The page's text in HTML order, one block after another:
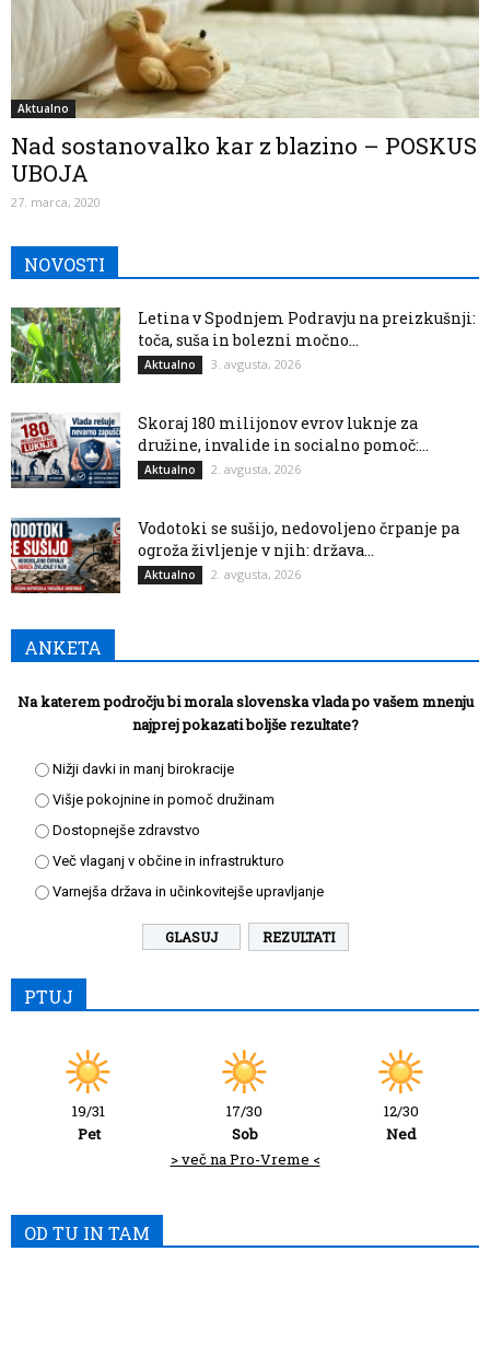
Aktualno
Nad sostanovalko kar z blazino – POSKUS
UBOJA
27. marca, 2020
NOVOSTI
Letina v Spodnjem Podravju na preizkušnji:
toča, suša in bolezni močno...
Aktualno 3. avgusta, 2026
Skoraj 180 milijonov evrov luknje za
družine, invalide in socialno pomoč:...
Aktualno 2. avgusta, 2026
Vodotoki se sušijo, nedovoljeno črpanje pa
ogroža življenje v njih: država...
Aktualno 2. avgusta, 2026
ANKETA
Na katerem področju bi morala slovenska vlada po vašem mnenju
najprej pokazati boljše rezultate?
Nižji davki in manj birokracije
Višje pokojnine in pomoč družinam
Dostopnejše zdravstvo
Več vlaganj v občine in infrastrukturo
Varnejša država in učinkovitejše upravljanje
REZULTATI
PTUJ
19/31
Pet
17/30
Sob
12/30
Ned
> več na Pro-Vreme <
OD TU IN TAM